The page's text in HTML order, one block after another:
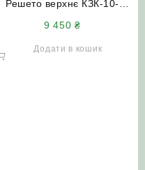
Решето верхнє КЗК-10-
варіант) Палессе КЗС-1218
9 450₴
Додати в кошик